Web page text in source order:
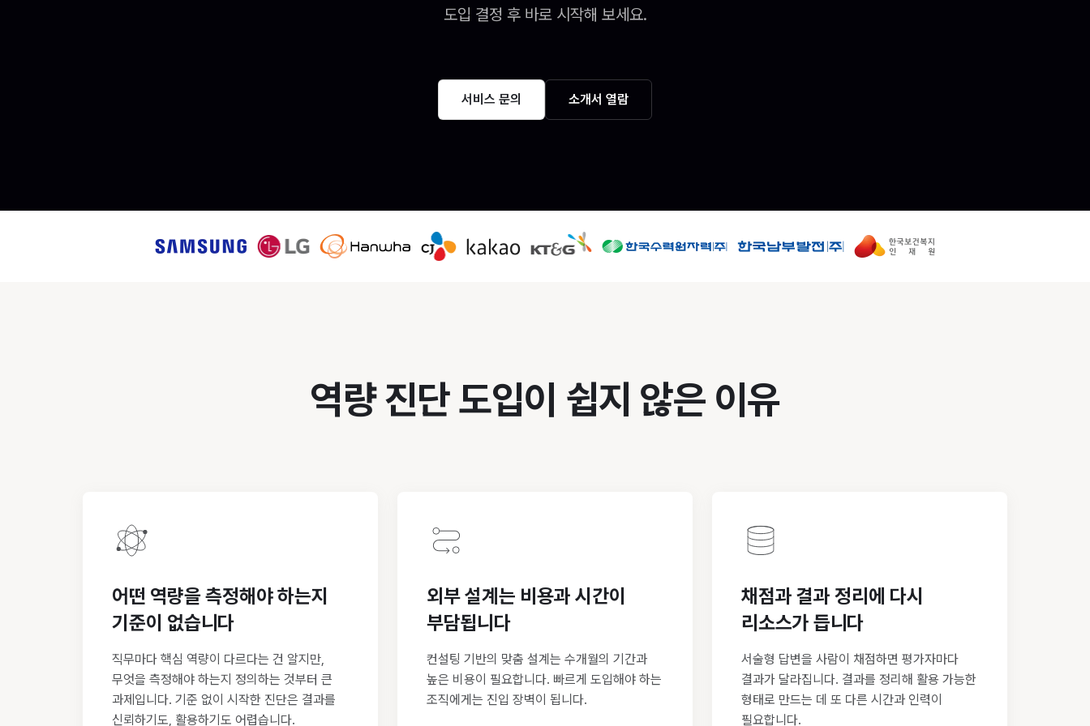
도입 결정 후 바로 시작해 보세요.
서비스 문의 소개서 열람
역량 진단 도입이 쉽지 않은 이유
어떤 역량을 측정해야 하는지
기준이 없습니다
직무마다 핵심 역량이 다르다는 건 알지만,
무엇을 측정해야 하는지 정의하는 것부터 큰
과제입니다. 기준 없이 시작한 진단은 결과를
신뢰하기도, 활용하기도 어렵습니다.
외부 설계는 비용과 시간이
부담됩니다
컨설팅 기반의 맞춤 설계는 수개월의 기간과
높은 비용이 필요합니다. 빠르게 도입해야 하는
조직에게는 진입 장벽이 됩니다.
채점과 결과 정리에 다시
리소스가 듭니다
서술형 답변을 사람이 채점하면 평가자마다
결과가 달라집니다. 결과를 정리해 활용 가능한
형태로 만드는 데 또 다른 시간과 인력이
필요합니다.